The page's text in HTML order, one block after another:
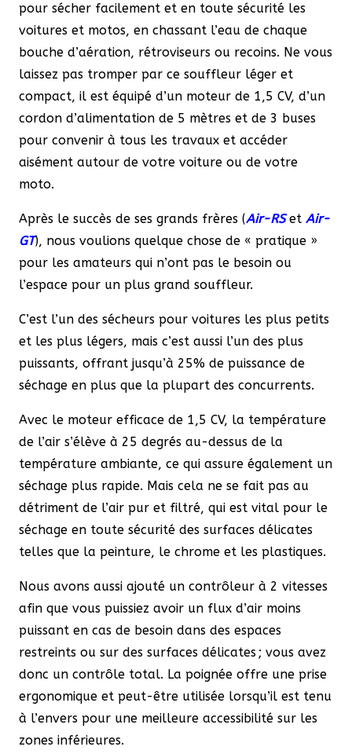
pour sécher facilement et en toute sécurité les
voitures et motos, en chassant l’eau de chaque
bouche d’aération, rétroviseurs ou recoins. Ne vous
laissez pas tromper par ce souffleur léger et
compact, il est équipé d’un moteur de 1,5 CV, d’un
cordon d’alimentation de 5 mètres et de 3 buses
pour convenir à tous les travaux et accéder
aisément autour de votre voiture ou de votre
moto.
Après le succès de ses grands frères (Air-RS et Air-
GT), nous voulions quelque chose de « pratique »
pour les amateurs qui n’ont pas le besoin ou
l’espace pour un plus grand souffleur.
C’est l’un des sécheurs pour voitures les plus petits
et les plus légers, mais c’est aussi l’un des plus
puissants, offrant jusqu’à 25% de puissance de
séchage en plus que la plupart des concurrents.
Avec le moteur efficace de 1,5 CV, la température
de l’air s’élève à 25 degrés au-dessus de la
température ambiante, ce qui assure également un
séchage plus rapide. Mais cela ne se fait pas au
détriment de l’air pur et filtré, qui est vital pour le
séchage en toute sécurité des surfaces délicates
telles que la peinture, le chrome et les plastiques.
Nous avons aussi ajouté un contrôleur à 2 vitesses
afin que vous puissiez avoir un flux d’air moins
puissant en cas de besoin dans des espaces
restreints ou sur des surfaces délicates ; vous avez
donc un contrôle total. La poignée offre une prise
ergonomique et peut-être utilisée lorsqu’il est tenu
à l’envers pour une meilleure accessibilité sur les
zones inférieures.